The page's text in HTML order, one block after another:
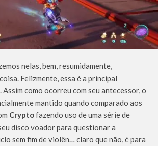
nelas, bem, resumidamente,
Felizmente, essa é a principal
como ocorreu com seu antecessor, o
mantido quando comparado aos
Cryptofazendo uso de uma série de
disco voador para questionar a
sem fim de violên… claro que não, é para